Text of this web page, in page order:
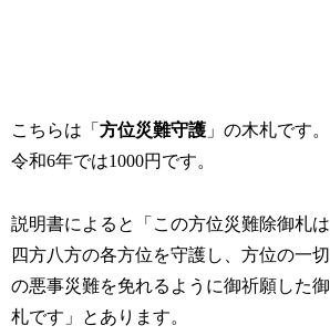
こちらは「方位災難守護 」の木札です。
令和6年では1000円です。
説明書によると「この方位災難除御札は
四方八方の各方位を守護し、方位の一切
の悪事災難を免れるように御祈願した御
札です」とあります。